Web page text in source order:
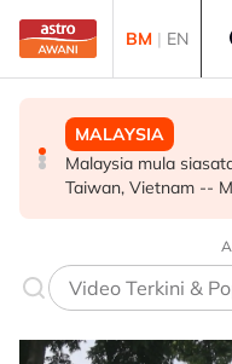
Skip to main content
BM | EN
MALAYSIA
Malaysia mula
Taiwan, Vietnam --
MALAYSIA
Wanita didenda
kepada pegawai jas
MALAYSIA
Ismail Sabri didakwa
Lumpur
Video Terkini &